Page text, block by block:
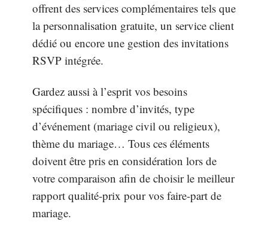
offrent des services complémentaires tels que
la personnalisation gratuite, un service client
dédié ou encore une gestion des invitations
RSVP intégrée.
Gardez aussi à l’esprit vos besoins
spécifiques : nombre d’invités, type
d’événement (mariage civil ou religieux),
thème du mariage… Tous ces éléments
doivent être pris en considération lors de
votre comparaison afin de choisir le meilleur
rapport qualité-prix pour vos faire-part de
mariage.